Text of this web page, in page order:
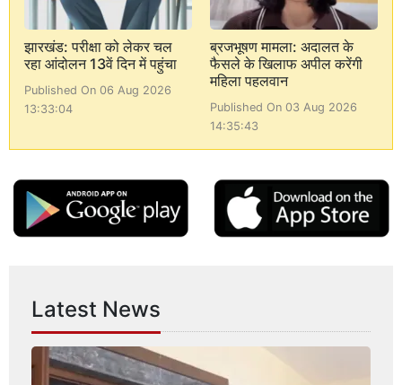
झारखंड: परीक्षा को लेकर चल
रहा आंदोलन 13वें दिन में पहुंचा
Published On 06 Aug 2026
13:33:04
ब्रजभूषण मामला: अदालत के
फैसले के खिलाफ अपील करेंगी
महिला पहलवान
Published On 03 Aug 2026
14:35:43
Latest News